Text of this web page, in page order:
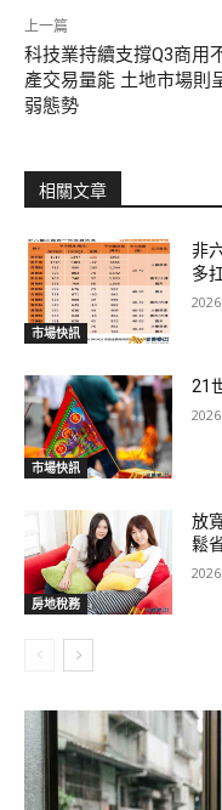
上一篇
科技業持續支撐Q3商用
產交易量能 土地市場則
弱態勢
相關文章
市場快訊
非
多
市場快訊
21
房地稅務
放
鬆